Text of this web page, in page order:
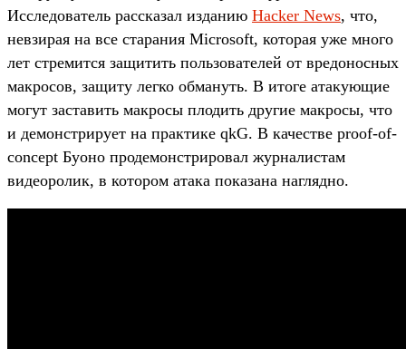
Исследователь рассказал изданию Hacker News, что,
невзирая на все старания Microsoft, которая уже много
лет стремится защитить пользователей от вредоносных
макросов, защиту легко обмануть. В итоге атакующие
могут заставить макросы плодить другие макросы, что
и демонстрирует на практике qkG. В качестве proof-of-
concept Буоно продемонстрировал журналистам
видеоролик, в котором атака показана наглядно.